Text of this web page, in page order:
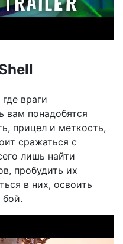
враги
вам понадобятся
прицел и меткость,
сражаться с
лишь найти
пробудить их
в них, освоить
бой.